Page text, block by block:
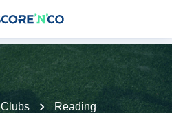
Clubs Reading